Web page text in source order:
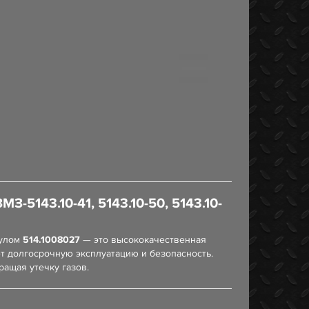
41, 5143.10-50, 5143.10-
514.1008027 — это высококачественная
эксплуатацию и безопасность.
утечку газов.